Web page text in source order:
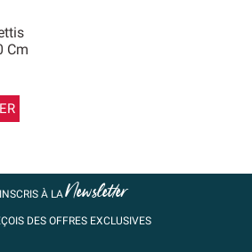
Cm
À LANewsletter
DES OFFRES EXCLUSIVES